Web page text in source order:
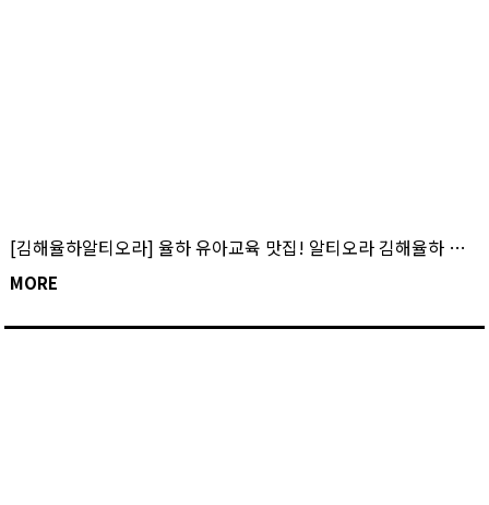
[김해율하알티오라] 율하 유아교육 맛집! 알티오라 김해율하 캠퍼스 원장님과의 인터뷰!!
MORE